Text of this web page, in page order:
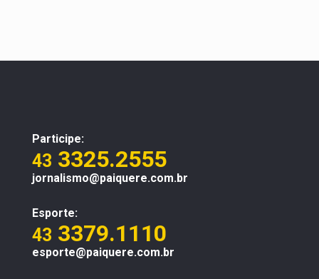
Participe:
43 3325.2555
jornalismo@paiquere.com.br
Esporte:
43 3379.1110
esporte@paiquere.com.br